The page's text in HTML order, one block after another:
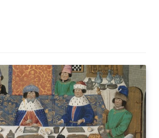
Saint-Emilion grand cru.
chinoise Zhao Wei investit à Saint-Emilion